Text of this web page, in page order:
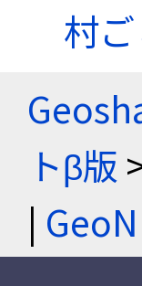
村
トβ版
|